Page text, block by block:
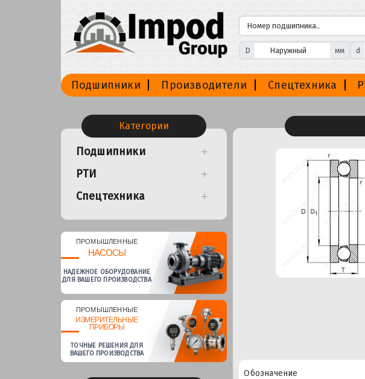
D мм d
Подшипники Производители Спецтехника
Категории
Подшипники
РТИ
Спецтехника
ПРОМЫШЛЕННЫЕ
НАСОСЫ
НАДЕЖНОЕ ОБОРУДОВАНИЕ
ДЛЯ ВАШЕГО ПРОИЗВОДСТВА
ПРОМЫШЛЕННЫЕ
ИЗМЕРИТЕЛЬНЫЕ
ПРИБОРЫ
ТОЧНЫЕ РЕШЕНИЯ ДЛЯ
ВАШЕГО ПРОИЗВОДСТВА
Обозначение